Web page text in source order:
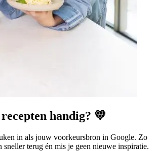
handig? 💛
in als jouw voorkeursbron in Google. Zo
sneller terug én mis je geen nieuwe inspiratie.